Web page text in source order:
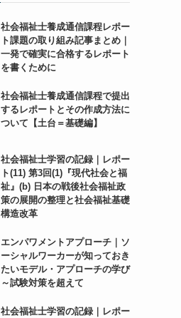
社会福祉士養成通信課程レポー
ト課題の取り組み記事まとめ｜
一発で確実に合格するレポート
を書くために
社会福祉士養成通信課程で提出
するレポートとその作成方法に
ついて【土台＝基礎編】
社会福祉士学習の記録｜レポー
ト(11) 第3回(1)『現代社会と福
祉』(b) 日本の戦後社会福祉政
策の展開の整理と社会福祉基礎
構造改革
エンパワメントアプローチ｜ソ
ーシャルワーカーが知っておき
たいモデル・アプローチの学び
～試験対策を超えて
社会福祉士学習の記録｜レポー